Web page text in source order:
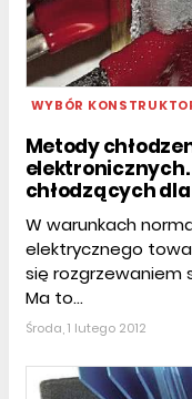
WYBÓR
Metody
chłodzących
W warunkach
elektrycznego
się rozgrzewaniem
Ma to...
Środa, 1 lutego 2012